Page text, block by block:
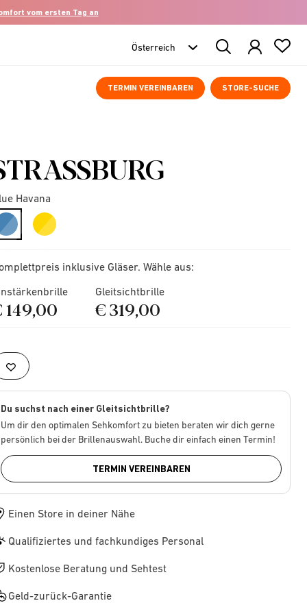
vom ersten Tag an
Search
Products
TERMIN VEREINBAREN STORE-SUCHE
Havana
selected
inklusive Gläser. Wähle aus:
149,00
Gleitsichtbrille
€ 319,00
Du suchst nach einer Gleitsichtbrille?
Um dir den optimalen Sehkomfort zu bieten beraten wir dich gerne
persönlich bei der Brillenauswahl. Buche dir einfach einen Termin!
TERMIN VEREINBAREN
Einen Store in deiner Nähe
Qualifiziertes und fachkundiges Personal
Kostenlose Beratung und Sehtest
Geld-zurück-Garantie